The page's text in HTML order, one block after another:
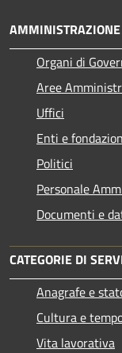
AMMINISTRAZIONE
Organi di
Aree
Uffici
Enti e
Politici
Personale
Documenti e
CATEGORIE DI
Anagrafe e
Cultura e
Vita lavorativa